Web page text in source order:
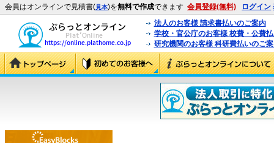
会員はオンラインで見積書(見本)を無料で作成できます 会員登録(無料) ログイン
法人のお客様 請求書払いのご案内
学校・官公庁のお客様 校費・公費
研究機関のお客様 科研費払いのご